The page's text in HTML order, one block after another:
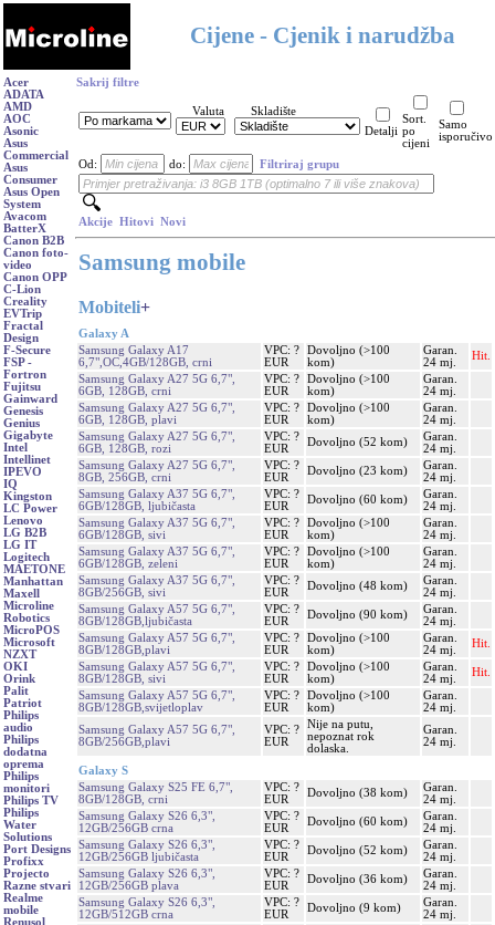
Cijene - Cjenik i narudžba
Acer
ADATA
AMD
AOC
Asonic
Asus
Commercial
Asus
Consumer
Asus Open
System
Avacom
BatterX
Canon B2B
Canon foto-
video
Canon OPP
C-Lion
Creality
EVTrip
Fractal
Design
F-Secure
FSP -
Fortron
Fujitsu
Gainward
Genesis
Genius
Gigabyte
Intel
Intellinet
IPEVO
IQ
Kingston
LC Power
Lenovo
LG B2B
LG IT
Logitech
MAETONE
Manhattan
Maxell
Microline
Robotics
MicroPOS
Microsoft
NZXT
OKI
Orink
Palit
Patriot
Philips
audio
Philips
dodatna
oprema
Philips
monitori
Philips TV
Philips
Water
Solutions
Port Designs
Profixx
Projecto
Razne stvari
Realme
mobile
Renusol
Sakrij filtre
Valuta
Skladište
Detalji
Sort.
po
cijeni
Samo
isporučivo
Od: do: Filtriraj grupu
Akcije Hitovi Novi
Samsung mobile
Mobiteli+
Galaxy A
Samsung Galaxy A17
6,7",OC,4GB/128GB, crni
VPC: ?
EUR
Dovoljno (>100
kom)
Garan.
24 mj.
Hit.
Samsung Galaxy A27 5G 6,7",
6GB, 128GB, crni
VPC: ?
EUR
Dovoljno (>100
kom)
Garan.
24 mj.
Samsung Galaxy A27 5G 6,7",
6GB, 128GB, plavi
VPC: ?
EUR
Dovoljno (>100
kom)
Garan.
24 mj.
Samsung Galaxy A27 5G 6,7",
6GB, 128GB, rozi
VPC: ?
EUR
Dovoljno (52 kom)
Garan.
24 mj.
Samsung Galaxy A27 5G 6,7",
8GB, 256GB, crni
VPC: ?
EUR
Dovoljno (23 kom)
Garan.
24 mj.
Samsung Galaxy A37 5G 6,7",
6GB/128GB, ljubičasta
VPC: ?
EUR
Dovoljno (60 kom)
Garan.
24 mj.
Samsung Galaxy A37 5G 6,7",
6GB/128GB, sivi
VPC: ?
EUR
Dovoljno (>100
kom)
Garan.
24 mj.
Samsung Galaxy A37 5G 6,7",
6GB/128GB, zeleni
VPC: ?
EUR
Dovoljno (>100
kom)
Garan.
24 mj.
Samsung Galaxy A37 5G 6,7",
8GB/256GB, sivi
VPC: ?
EUR
Dovoljno (48 kom)
Garan.
24 mj.
Samsung Galaxy A57 5G 6,7",
8GB/128GB,ljubičasta
VPC: ?
EUR
Dovoljno (90 kom)
Garan.
24 mj.
Samsung Galaxy A57 5G 6,7",
8GB/128GB,plavi
VPC: ?
EUR
Dovoljno (>100
kom)
Garan.
24 mj.
Hit.
Samsung Galaxy A57 5G 6,7",
8GB/128GB, sivi
VPC: ?
EUR
Dovoljno (>100
kom)
Garan.
24 mj.
Hit.
Samsung Galaxy A57 5G 6,7",
8GB/128GB,svijetloplav
VPC: ?
EUR
Dovoljno (>100
kom)
Garan.
24 mj.
Samsung Galaxy A57 5G 6,7",
8GB/256GB,plavi
VPC: ?
EUR
Nije na putu,
nepoznat rok
dolaska.
Garan.
24 mj.
Galaxy S
Samsung Galaxy S25 FE 6,7",
8GB/128GB, crni
VPC: ?
EUR
Dovoljno (38 kom)
Garan.
24 mj.
Samsung Galaxy S26 6,3",
12GB/256GB crna
VPC: ?
EUR
Dovoljno (60 kom)
Garan.
24 mj.
Samsung Galaxy S26 6,3",
12GB/256GB ljubičasta
VPC: ?
EUR
Dovoljno (52 kom)
Garan.
24 mj.
Samsung Galaxy S26 6,3",
12GB/256GB plava
VPC: ?
EUR
Dovoljno (36 kom)
Garan.
24 mj.
Samsung Galaxy S26 6,3",
12GB/512GB crna
VPC: ?
EUR
Dovoljno (9 kom)
Garan.
24 mj.